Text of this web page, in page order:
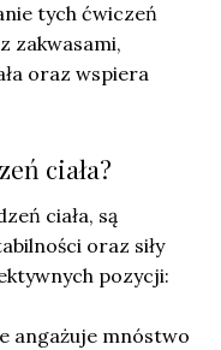
tych ćwiczeń
zakwasami,
oraz wspiera
ciała?
ciała, są
oraz siły
pozycji:
angażuje mnóstwo